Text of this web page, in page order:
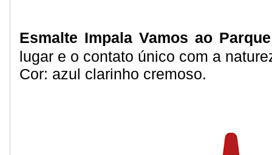
Esmalte Impala Vamos ao Parque
lugar e o contato único com a
Cor: azul clarinho cremoso.